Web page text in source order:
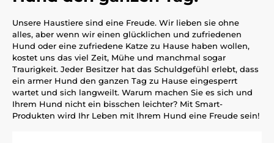
Unsere Haustiere sind eine Freude. Wir lieben sie ohne
alles, aber wenn wir einen glücklichen und zufriedenen
Hund oder eine zufriedene Katze zu Hause haben wollen,
kostet uns das viel Zeit, Mühe und manchmal sogar
Traurigkeit. Jeder Besitzer hat das Schuldgefühl erlebt, dass
ein armer Hund den ganzen Tag zu Hause eingesperrt
wartet und sich langweilt. Warum machen Sie es sich und
Ihrem Hund nicht ein bisschen leichter? Mit Smart-
Produkten wird Ihr Leben mit Ihrem Hund eine Freude sein!